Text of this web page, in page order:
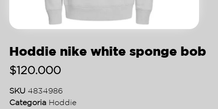
Hoddie nike white sponge bob
$120.000
SKU 4834986
Categoria Hoddie